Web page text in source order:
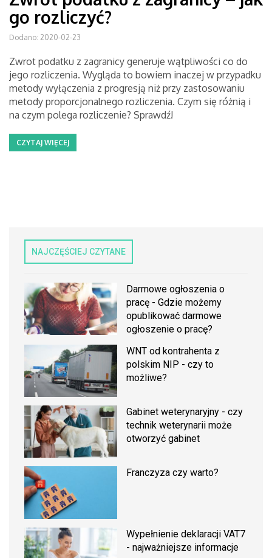
go rozliczyć?
Dodano: 2020-02-23
Zwrot podatku z zagranicy generuje wątpliwości co do
jego rozliczenia. Wygląda to bowiem inaczej w przypadku
metody wyłączenia z progresją niż przy zastosowaniu
metody proporcjonalnego rozliczenia. Czym się różnią i
na czym polega rozliczenie? Sprawdź!
CZYTAJ WIĘCEJ
NAJCZĘŚCIEJ CZYTANE
Darmowe ogłoszenia o
pracę - Gdzie możemy
opublikować darmowe
ogłoszenie o pracę?
WNT od kontrahenta z
polskim NIP - czy to
możliwe?
Gabinet weterynaryjny - czy
technik weterynarii może
otworzyć gabinet
Franczyza czy warto?
Wypełnienie deklaracji VAT7
- najważniejsze informacje